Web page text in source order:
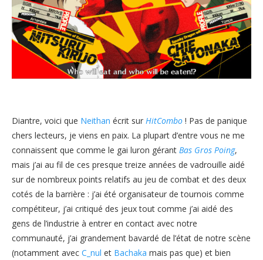
Diantre, voici que Neithan écrit sur HitCombo ! Pas de panique
chers lecteurs, je viens en paix. La plupart d’entre vous ne me
connaissent que comme le gai luron gérant Bas Gros Poing,
mais j’ai au fil de ces presque treize années de vadrouille aidé
sur de nombreux points relatifs au jeu de combat et des deux
cotés de la barrière : j’ai été organisateur de tournois comme
compétiteur, j’ai critiqué des jeux tout comme j’ai aidé des
gens de l’industrie à entrer en contact avec notre
communauté, j’ai grandement bavardé de l’état de notre scène
(notamment avec C_nul et Bachaka mais pas que) et bien